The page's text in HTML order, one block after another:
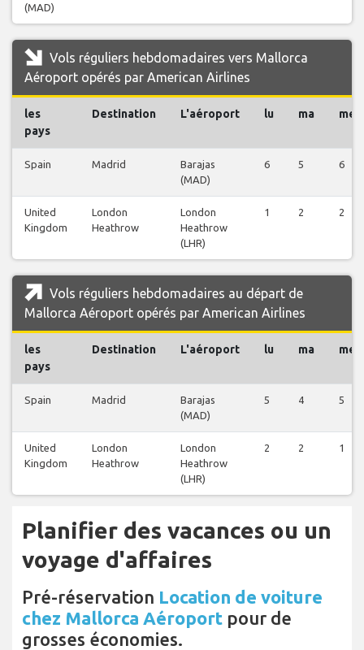
(MAD)
Vols réguliers hebdomadaires vers Mallorca
Aéroport opérés par American Airlines
les
pays
Destination L'aéroport lu ma me
Spain Madrid
Barajas
(MAD)
6 5 6
United
Kingdom
London
Heathrow
London
Heathrow
(LHR)
1 2 2
Vols réguliers hebdomadaires au départ de
Mallorca Aéroport opérés par American Airlines
les
pays
Destination L'aéroport lu ma me
Spain Madrid
Barajas
(MAD)
5 4 5
United
Kingdom
London
Heathrow
London
Heathrow
(LHR)
2 2 1
Planifier des vacances ou un
voyage d'affaires
Pré-réservation Location de voiture
chez Mallorca Aéroport pour de
grosses économies.